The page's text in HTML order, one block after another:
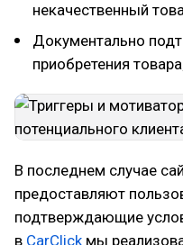
некачественный
Документально
приобретения
В последнем случае
предоставляют
подтверждающие
в CarClick мы